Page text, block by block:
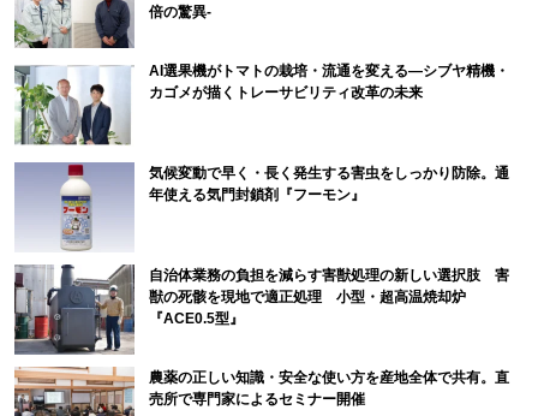
倍の驚異-
AI選果機がトマトの栽培・流通を変える―シブヤ精機・
カゴメが描くトレーサビリティ改革の未来
気候変動で早く・長く発生する害虫をしっかり防除。通
年使える気門封鎖剤『フーモン』
自治体業務の負担を減らす害獣処理の新しい選択肢 害
獣の死骸を現地で適正処理 小型・超高温焼却炉
『ACE0.5型』
農薬の正しい知識・安全な使い方を産地全体で共有。直
売所で専門家によるセミナー開催